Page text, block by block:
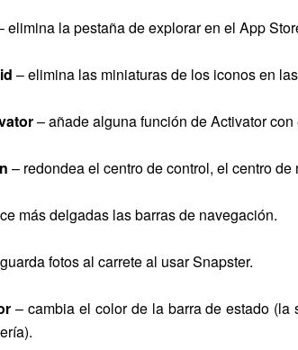
elimina la pestaña de explorar en el App
– elimina las miniaturas de los iconos en
– añade alguna función de Activator
– redondea el centro de control, el centro
más delgadas las barras de navegación.
fotos al carrete al usar Snapster.
– cambia el color de la barra de estado (la